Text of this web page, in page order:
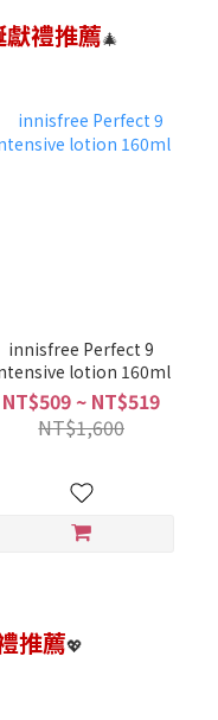
禮推薦🎄
innisfree Perfect 9
lotion 160ml
NT$509 ~ NT$519
NT$1,600
推薦💖